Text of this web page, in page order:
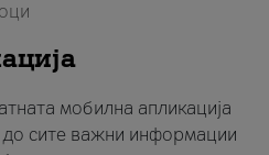
мобилна апликација
до сите важни информации